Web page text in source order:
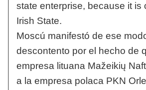
state enterprise, because it is
Irish State.
Moscú manifestó de ese
descontento por el hecho de
empresa lituana Mažeikių
a la empresa polaca PKN